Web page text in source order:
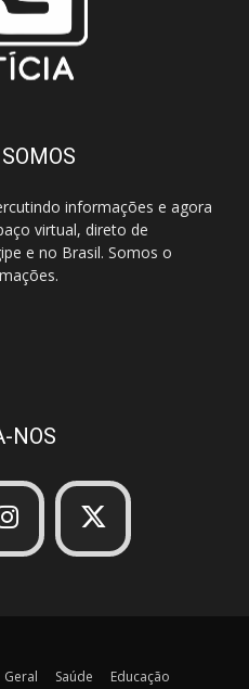
informações e agora
virtual, direto de
e no Brasil. Somos o
NOS
Geral Saúde Educação